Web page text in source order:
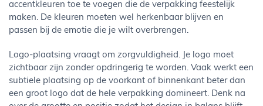
accentkleuren toe te voegen die de verpakking feestelijk
maken. De kleuren moeten wel herkenbaar blijven en
passen bij de emotie die je wilt overbrengen.
Logo-plaatsing vraagt om zorgvuldigheid. Je logo moet
zichtbaar zijn zonder opdringerig te worden. Vaak werkt een
subtiele plaatsing op de voorkant of binnenkant beter dan
een groot logo dat de hele verpakking domineert. Denk na